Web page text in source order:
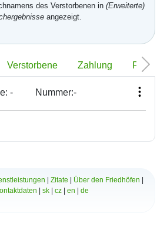
des Verstorbenen in (Erweiterte)
angezeigt.
Verstorbene Zahlung Foto
- Nummer:-
Zitate Über den Friedhöfen
sk cz en
de